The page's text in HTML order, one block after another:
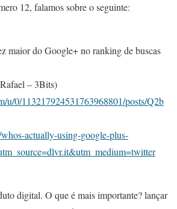
12, falamos sobre o seguinte:
maior do Google+ no ranking de buscas
– 3Bits)
u/0/113217924531763968801/posts/Q2b
actually-using-google-plus-
digital. O que é mais importante? lançar